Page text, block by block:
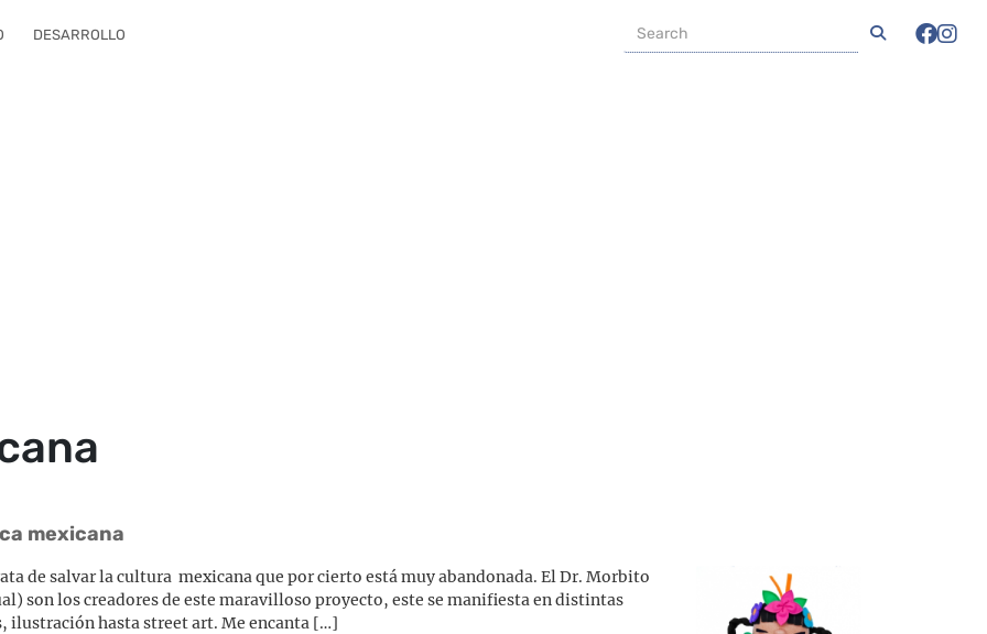
DESARROLLO
mexicana
de salvar la cultura mexicana que por cierto está muy abandonada. El Dr. Morbito
son los creadores de este maravilloso proyecto, este se manifiesta en distintas
ilustración hasta street art. Me encanta […]